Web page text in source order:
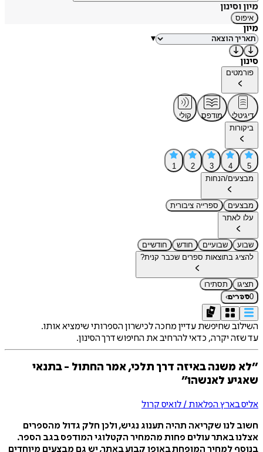
מיון וסינון
איפוס
מיון
▾
סינון
פורמטים
דיגיטלי מודפס
קולי
ביקורות
5
4
3
2
1
מבצעים/הנחות
מבצעים
ספרייה ציבורית
עלו לאתר
שבוע שבועיים חודש
חודשיים
להציג בתוצאות ספרים שכבר קנית?
תציגו
תסתירו
0ספרים›
השילוב שחיפשת עדיין מחכה לכישרון הספרותי שימציא אותו.
עד שזה יקרה, כדאי להרחיב את החיפוש דרך הסינון.
״לא משנה באיזה דרך תלכי, אמר החתול - בתנאי
שאגיע לאנשהו״
אליס בארץ הפלאות / לואיס קרול
חשוב לנו שקריאה תהיה תענוג נגיש, ולכן חלק גדול מהספרים
אצלנו באתר עולים פחות מהמחיר הקטלוגי המודפס בגב הספר.
בנוסף למחיר המופחת באופן קבוע באתר, יש גם מבצעים מיוחדים